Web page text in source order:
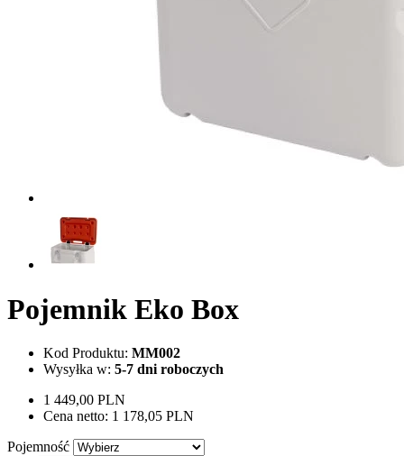
Pojemnik Eko Box
Kod Produktu: MM002
Wysyłka w: 5-7 dni roboczych
1 449,00 PLN
Cena netto: 1 178,05 PLN
Pojemność